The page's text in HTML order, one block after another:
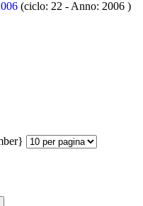
(ciclo: 22 - Anno: 2006 )